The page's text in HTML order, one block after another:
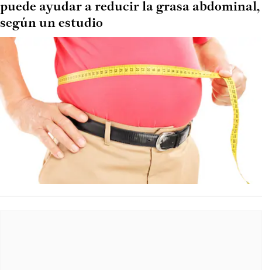
puede ayudar a reducir la grasa abdominal,
según un estudio